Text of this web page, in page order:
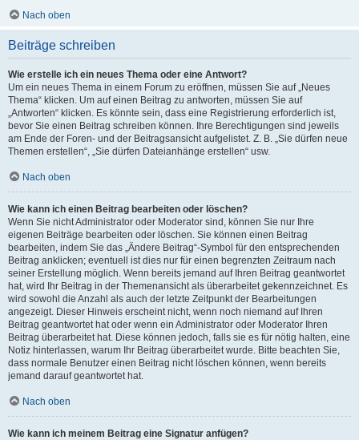
Nach oben
Beiträge schreiben
Wie erstelle ich ein neues Thema oder eine Antwort?
Um ein neues Thema in einem Forum zu eröffnen, müssen Sie auf „Neues
Thema“ klicken. Um auf einen Beitrag zu antworten, müssen Sie auf
„Antworten“ klicken. Es könnte sein, dass eine Registrierung erforderlich ist,
bevor Sie einen Beitrag schreiben können. Ihre Berechtigungen sind jeweils
am Ende der Foren- und der Beitragsansicht aufgelistet. Z. B. „Sie dürfen neue
Themen erstellen“, „Sie dürfen Dateianhänge erstellen“ usw.
Nach oben
Wie kann ich einen Beitrag bearbeiten oder löschen?
Wenn Sie nicht Administrator oder Moderator sind, können Sie nur Ihre
eigenen Beiträge bearbeiten oder löschen. Sie können einen Beitrag
bearbeiten, indem Sie das „Ändere Beitrag“-Symbol für den entsprechenden
Beitrag anklicken; eventuell ist dies nur für einen begrenzten Zeitraum nach
seiner Erstellung möglich. Wenn bereits jemand auf Ihren Beitrag geantwortet
hat, wird Ihr Beitrag in der Themenansicht als überarbeitet gekennzeichnet. Es
wird sowohl die Anzahl als auch der letzte Zeitpunkt der Bearbeitungen
angezeigt. Dieser Hinweis erscheint nicht, wenn noch niemand auf Ihren
Beitrag geantwortet hat oder wenn ein Administrator oder Moderator Ihren
Beitrag überarbeitet hat. Diese können jedoch, falls sie es für nötig halten, eine
Notiz hinterlassen, warum Ihr Beitrag überarbeitet wurde. Bitte beachten Sie,
dass normale Benutzer einen Beitrag nicht löschen können, wenn bereits
jemand darauf geantwortet hat.
Nach oben
Wie kann ich meinem Beitrag eine Signatur anfügen?